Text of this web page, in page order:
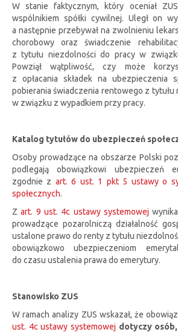
W stanie faktycznym, który oceniał
wspólnikiem spółki cywilnej. Uległ on
a następnie przebywał na zwolnieniu
chorobowy oraz świadczenie
z tytułu niezdolności do pracy w
Powziął wątpliwość, czy może
z opłacania składek na ubezpieczenia
pobierania świadczenia rentowego z tytułu
w związku z wypadkiem przy pracy.
Katalog tytułów do ubezpieczeń
Osoby prowadzące na obszarze Polski
podlegają obowiązkowi ubezpieczeń
zgodnie z art. 6 ust. 1 pkt 5 ustawy o
społecznych.
Zart. 9 ust. 4c ustawy systemowej
prowadzące pozarolniczą działalność
ustalone prawo do renty z tytułu
obowiązkowo ubezpieczeniom
do czasu ustalenia prawa do emerytury.
Stanowisko ZUS
W ramach analizy ZUS wskazał, że
ust. 4c ustawy systemowej dotyczy